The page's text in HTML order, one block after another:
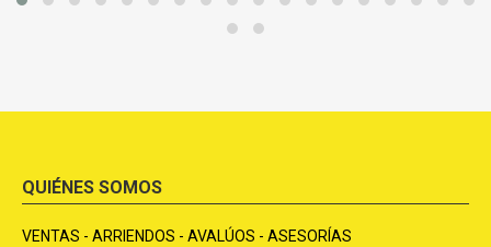
QUIÉNES SOMOS
VENTAS - ARRIENDOS - AVALÚOS - ASESORÍAS